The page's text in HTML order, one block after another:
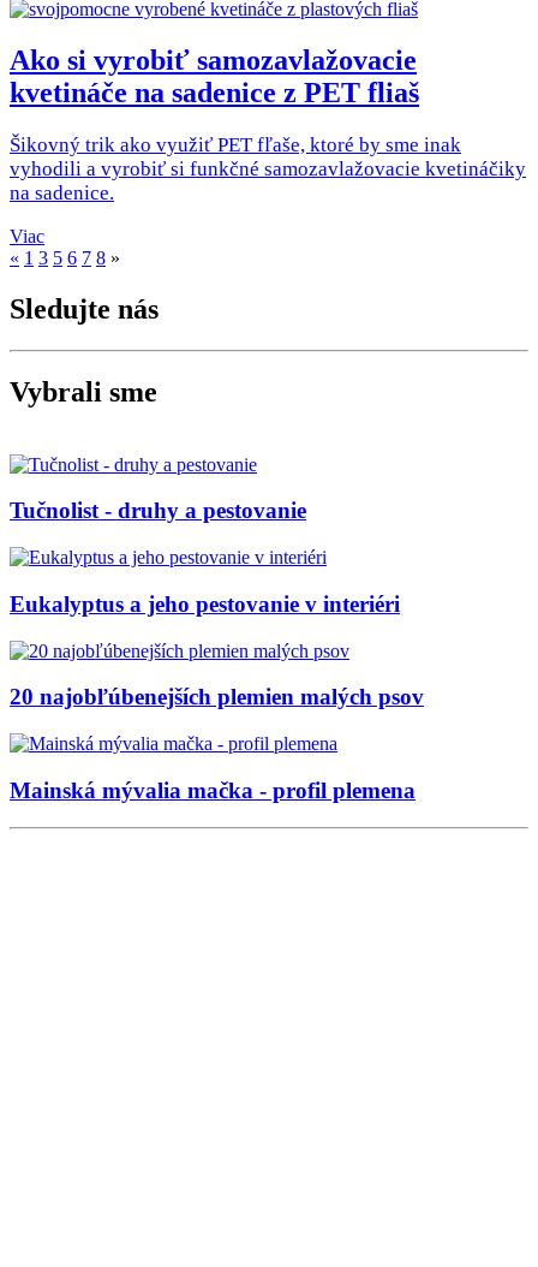
Ako si vyrobiť samozavlažovacie
kvetináče na sadenice z PET fliaš
Šikovný trik ako využiť PET fľaše, ktoré by sme inak
vyhodili a vyrobiť si funkčné samozavlažovacie kvetináčiky
na sadenice.
Viac
« 1 3 5 6 7 8 »
Sledujte nás
Vybrali sme
Tučnolist - druhy a pestovanie
Eukalyptus a jeho pestovanie v interiéri
20 najobľúbenejších plemien malých psov
Mainská mývalia mačka - profil plemena